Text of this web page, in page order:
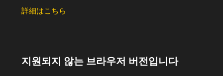
詳細はこちら
지원되지 않는 브라우저 버전입니다